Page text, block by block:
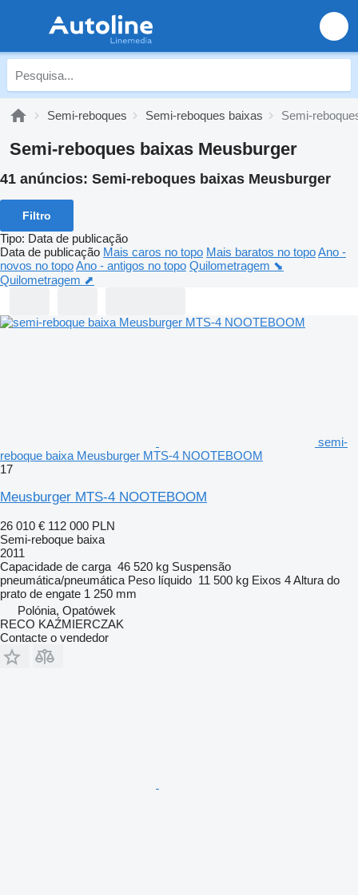
Semi-reboques Semi-reboques baixas Semi-
Semi-reboques baixas Meusburger
41 anúncios: Semi-reboques baixas Meusburger
Filtro
Tipo: Data de publicação
Data de publicação Mais caros no topo Mais baratos no topoAno -
novos no topoAno - antigos no topo Quilometragem ⬊
Quilometragem ⬈
semi-
reboque baixa Meusburger MTS-4 NOOTEBOOM
17
Meusburger MTS-4 NOOTEBOOM
26 010 € 112 000 PLN
Semi-reboque baixa
2011
Capacidade de carga 46 520 kg Suspensão
pneumática/pneumática Peso líquido 11 500 kg Eixos 4Altura do
prato de engate 1 250 mm
Polónia, Opatówek
RECO KAŹMIERCZAK
Contacte o vendedor